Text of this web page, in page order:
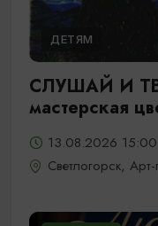
ДЕТЯМ
СЛУШАЙ И
мастерская
13.08.2026 15:00
Светлогорск,